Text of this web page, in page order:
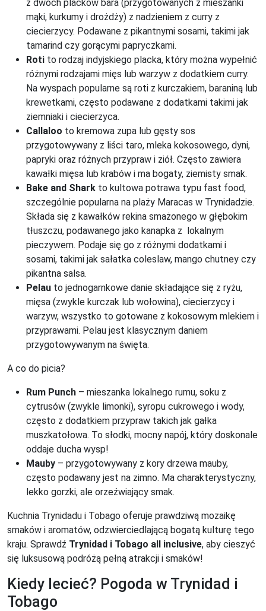
z dwóch placków bara (przygotowanych z mieszanki
mąki, kurkumy i drożdży) z nadzieniem z curry z
ciecierzycy. Podawane z pikantnymi sosami, takimi jak
tamarind czy gorącymi papryczkami.
Roti to rodzaj indyjskiego placka, który można wypełnić
różnymi rodzajami mięs lub warzyw z dodatkiem curry.
Na wyspach popularne są roti z kurczakiem, baraniną lub
krewetkami, często podawane z dodatkami takimi jak
ziemniaki i ciecierzyca.
Callaloo to kremowa zupa lub gęsty sos
przygotowywany z liści taro, mleka kokosowego, dyni,
papryki oraz różnych przypraw i ziół. Często zawiera
kawałki mięsa lub krabów i ma bogaty, ziemisty smak.
Bake and Shark to kultowa potrawa typu fast food,
szczególnie popularna na plaży Maracas w Trynidadzie.
Składa się z kawałków rekina smażonego w głębokim
tłuszczu, podawanego jako kanapka z lokalnym
pieczywem. Podaje się go z różnymi dodatkami i
sosami, takimi jak sałatka coleslaw, mango chutney czy
pikantna salsa.
Pelau to jednogarnkowe danie składające się z ryżu,
mięsa (zwykle kurczak lub wołowina), ciecierzycy i
warzyw, wszystko to gotowane z kokosowym mlekiem i
przyprawami. Pelau jest klasycznym daniem
przygotowywanym na święta.
A co do picia?
Rum Punch – mieszanka lokalnego rumu, soku z
cytrusów (zwykle limonki), syropu cukrowego i wody,
często z dodatkiem przypraw takich jak gałka
muszkatołowa. To słodki, mocny napój, który doskonale
oddaje ducha wysp!
Mauby – przygotowywany z kory drzewa mauby,
często podawany jest na zimno. Ma charakterystyczny,
lekko gorzki, ale orzeźwiający smak.
Kuchnia Trynidadu i Tobago oferuje prawdziwą mozaikę
smaków i aromatów, odzwierciedlającą bogatą kulturę tego
kraju. Sprawdź Trynidad i Tobago all inclusive, aby cieszyć
się luksusową podróżą pełną atrakcji i smaków!
Kiedy lecieć? Pogoda w Trynidad i
Tobago